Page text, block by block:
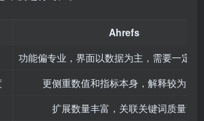
Ahrefs
功能偏专业，界面以数据为主，需要一定理
更侧重数值和指标本身，解释较为简
扩展数量丰富，关联关键词质量高